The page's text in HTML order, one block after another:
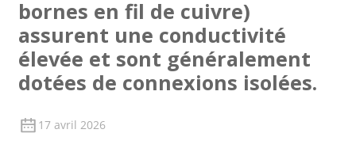
bornes en fil de cuivre)
assurent une conductivité
élevée et sont généralement
dotées de connexions isolées.
17 avril 2026